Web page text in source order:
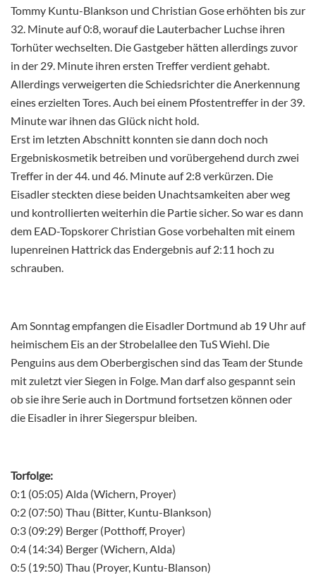
Tommy Kuntu-Blankson und Christian Gose erhöhten bis zur
32. Minute auf 0:8, worauf die Lauterbacher Luchse ihren
Torhüter wechselten. Die Gastgeber hätten allerdings zuvor
in der 29. Minute ihren ersten Treffer verdient gehabt.
Allerdings verweigerten die Schiedsrichter die Anerkennung
eines erzielten Tores. Auch bei einem Pfostentreffer in der 39.
Minute war ihnen das Glück nicht hold.
Erst im letzten Abschnitt konnten sie dann doch noch
Ergebniskosmetik betreiben und vorübergehend durch zwei
Treffer in der 44. und 46. Minute auf 2:8 verkürzen. Die
Eisadler steckten diese beiden Unachtsamkeiten aber weg
und kontrollierten weiterhin die Partie sicher. So war es dann
dem EAD-Topskorer Christian Gose vorbehalten mit einem
lupenreinen Hattrick das Endergebnis auf 2:11 hoch zu
schrauben.
Am Sonntag empfangen die Eisadler Dortmund ab 19 Uhr auf
heimischem Eis an der Strobelallee den TuS Wiehl. Die
Penguins aus dem Oberbergischen sind das Team der Stunde
mit zuletzt vier Siegen in Folge. Man darf also gespannt sein
ob sie ihre Serie auch in Dortmund fortsetzen können oder
die Eisadler in ihrer Siegerspur bleiben.
Torfolge:
0:1 (05:05) Alda (Wichern, Proyer)
0:2 (07:50) Thau (Bitter, Kuntu-Blankson)
0:3 (09:29) Berger (Potthoff, Proyer)
0:4 (14:34) Berger (Wichern, Alda)
0:5 (19:50) Thau (Proyer, Kuntu-Blanson)